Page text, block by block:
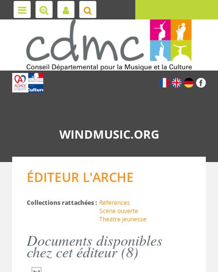
WINDMUSIC.ORG
ÉDITEUR L'ARCHE
Collections rattachées : Références
Scène ouverte
Théâtre jeunesse
Documents disponibles
chez cet éditeur (8)